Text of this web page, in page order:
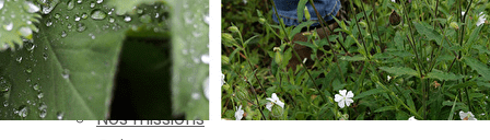
Accueil▴
L'association
▴▾
Nos missions